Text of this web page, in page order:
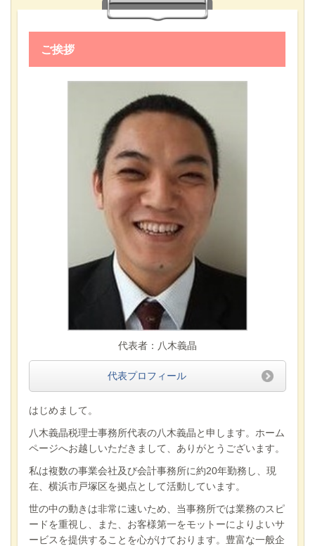
ご挨拶
代表者：八木義晶
代表プロフィール
はじめまして。
八木義晶税理士事務所代表の八木義晶と申します。ホーム
ページへお越しいただきまして、ありがとうございます。
私は複数の事業会社及び会計事務所に約20年勤務し、現
在、横浜市戸塚区を拠点として活動しています。
世の中の動きは非常に速いため、当事務所では業務のスピ
ードを重視し、また、お客様第一をモットーによりよいサ
ービスを提供することを心がけております。豊富な一般企